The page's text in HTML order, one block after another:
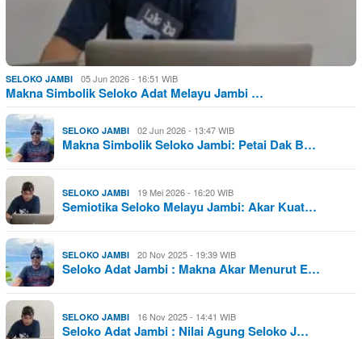
SELOKO JAMBI 05 Jun 2026 - 16:51 WIB
Makna Simbolik Seloko Adat Melayu Jambi …
SELOKO JAMBI 02 Jun 2026 - 13:47 WIB
Makna Simbolik Seloko Jambi: Petai Dak B…
SELOKO JAMBI 19 Mei 2026 - 16:20 WIB
Semiotika Seloko Melayu Jambi: Akar Kuat…
SELOKO JAMBI 20 Nov 2025 - 19:39 WIB
Seloko Adat Jambi : Makna Akar Menurut E…
SELOKO JAMBI 16 Nov 2025 - 14:41 WIB
Seloko Adat Jambi : Nilai Agung Seloko J…